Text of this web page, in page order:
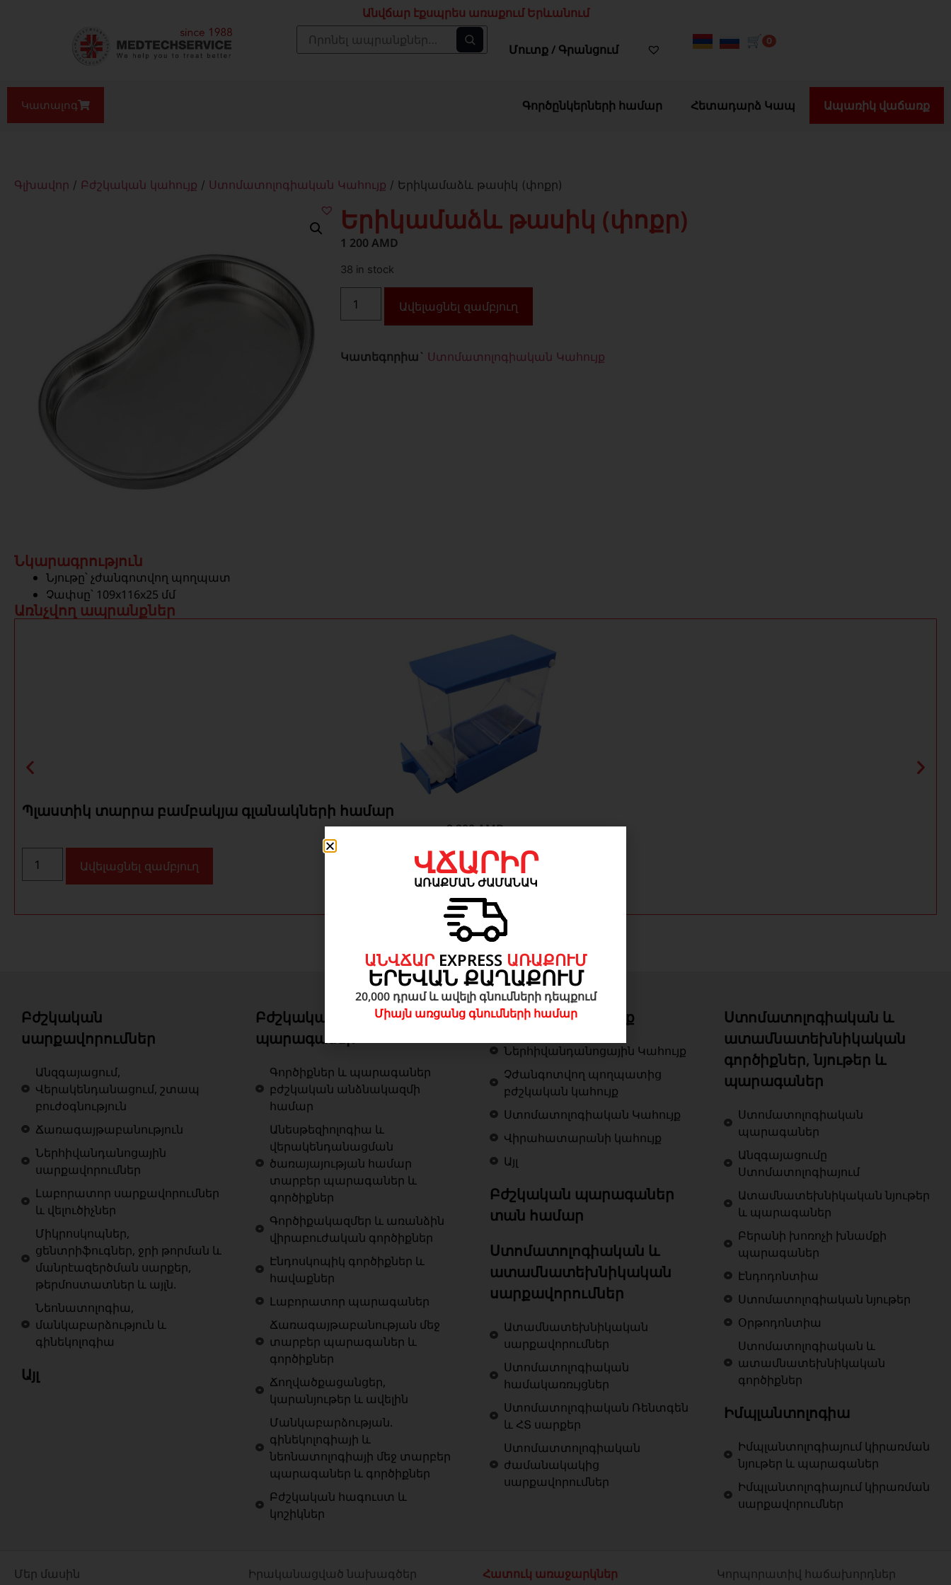
Անվճար էքսպրես առաքում Երևանում
Մուտք / Գրանցում
🛒 0
Կատալոգ Գործընկերների համար Հետադարձ Կապ Ապառիկ վաճառք
Գլխավոր / Բժշկական կահույք / Ստոմատոլոգիական Կահույք / Երիկամաձև թասիկ (փոքր)
Երիկամաձև թասիկ (փոքր)
1 200AMD
38 in stock
Ավելացնել զամբյուղ
Կատեգորիա` Ստոմատոլոգիական Կահույք
Նկարագրություն
Նյութը՝ չժանգոտվող պողպատ
Չափսը՝ 109x116x25 մմ
Առնչվող ապրանքներ
Պլաստիկ տարրա բամբակյա գլանակների համար
2 200AMD
Ավելացնել զամբյուղ
Բժշկական
սարքավորումներ
Անզգայացում,
Վերակենդանացում, շտապ
բուժօգնություն
Ճառագայթաբանություն
Ներհիվանդանոցային
սարքավորումներ
Լաբորատոր սարքավորումներ
և վելուծիչներ
Միկրոսկոպներ,
ցենտրիֆուգներ, ջրի թորման և
մանրէազերծման սարքեր,
թերմոստատներ և այլն.
Նեոնատոլոգիա,
մանկաբարձություն և
գինեկոլոգիա
Այլ
Բժշկական գործիքներ և
պարագաներ
Գործիքներ և պարագաներ
բժշկական անձնակազմի
համար
Անեսթեզիոլոգիա և
վերակենդանացման
ծառայայության համար
տարբեր պարագաներ և
գործիքներ
Գործիքակազմեր և առանձին
վիրաբուժական գործիքներ
Էնդոսկոպիկ գործիքներ և
հավաքներ
Լաբորատոր պարագաներ
Ճառագայթաբանության մեջ
տարբեր պարագաներ և
գործիքներ
Ճողվածքացանցեր,
կարանյութեր և ավելին
Մանկաբարձության.
գինեկոլոգիայի և
նեոնատոլոգիայի մեջ տարբեր
պարագաներ և գործիքներ
Բժշկական հագուստ և
կոշիկներ
Բժշկական կահույք
Ներհիվանդանոցային Կահույք
Չժանգոտվող պողպատից
բժշկական կահույք
Ստոմատոլոգիական Կահույք
Վիրահատարանի կահույք
Այլ
Բժշկական պարագաներ
տան համար
Ստոմատոլոգիական և
ատամնատեխնիկական
սարքավորումներ
Ատամնատեխնիկական
սարքավորումներ
Ստոմատոլոգիական
համակառռւյցներ
Ստոմատոլոգիական Ռենտգեն
և ՀՏ սարքեր
Ստոմատտոլոգիական
ժամանակակից
սարքավորումներ
Ստոմատոլոգիական և
ատամնատեխնիկական
գործիքներ, նյութեր և
պարագաներ
Ստոմատոլոգիական
պարագաներ
Անզգայացումը
Ստոմատոլոգիայում
Ատամնատեխնիկական նյութեր
և պարագաներ
Բերանի խոռոչի խնամքի
պարագաներ
Էնդոդոնտիա
Ստոմատոլոգիական նյութեր
Օրթոդոնտիա
Ստոմատոլոգիական և
ատամնատեխնիկական
գործիքներ
Իմպլանտոլոգիա
Իմպլանտոլոգիայում կիրառման
նյութեր և պարագաներ
Իմպլանտոլոգիայում կիրառման
սարքավորումներ
Մեր մասին Իրականացված նախագծեր Հատուկ առաջարկներ Կորպորատիվ հաճախորդներ
ՎՃԱՐԻՐ
ԱՌԱՔՄԱՆ ԺԱՄԱՆԱԿ
ԱՆՎՃԱՐ EXPRESS ԱՌԱՔՈՒՄ
ԵՐԵՎԱՆ ՔԱՂԱՔՈՒՄ
20,000 դրամ և ավելի գնումների դեպքում
Միայն առցանց գնումների համար